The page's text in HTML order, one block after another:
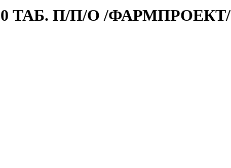
ТАБ. П/П/О /ФАРМПРОЕКТ/